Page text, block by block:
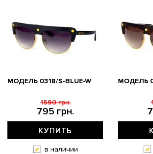
МОДЕЛЬ 0318/S-BLUE-W
795 грн.
1590 грн.
КУПИТЬ
в наличии
МОДЕЛЬ